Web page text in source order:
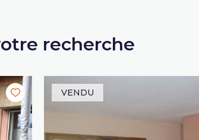
recherche
VENDU